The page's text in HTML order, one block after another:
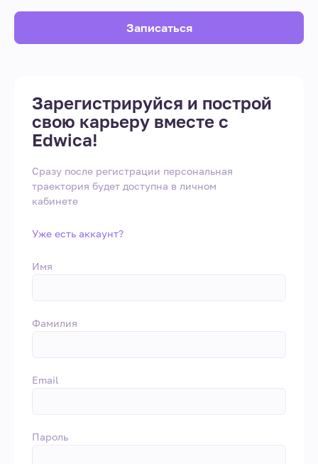
Записаться
Зарегистрируйся и построй
свою карьеру вместе с
Edwica!
Сразу после регистрации персональная
траектория будет доступна в личном
кабинете
Уже есть аккаунт?
Имя
Фамилия
Email
Пароль